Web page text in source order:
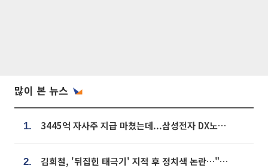
많이 본 뉴스
1. 3445억 자사주 지급 마쳤는데...삼성전자 DX노조, 뒤늦은 '떼쓰기 집회'
2. 김희철, '뒤집힌 태극기' 지적 후 정치색 논란…"좌우 떠나 우리나라 국기"